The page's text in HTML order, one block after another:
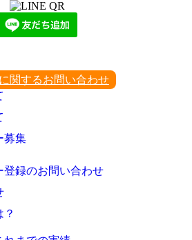
関するお問い合わせ
募集
登録のお問い合わせ
？